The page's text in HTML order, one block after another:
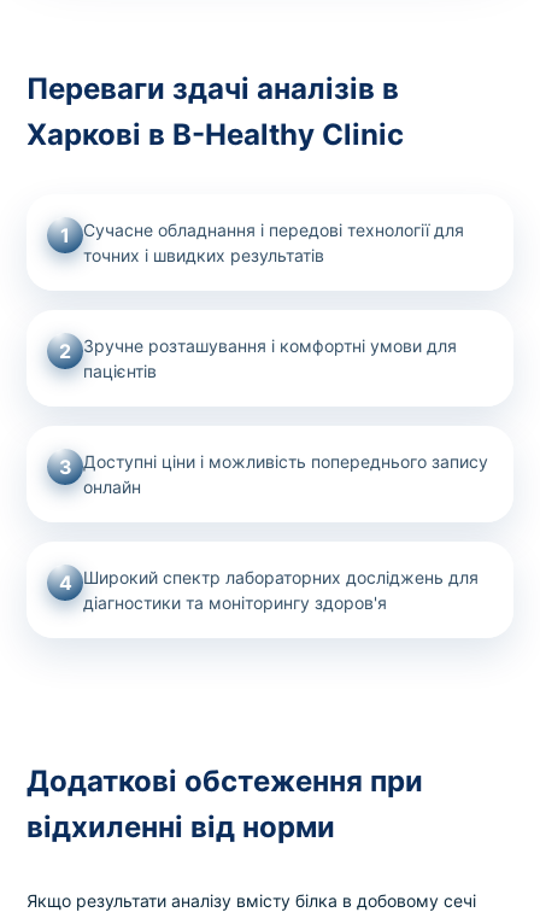
Переваги здачі аналізів в
Харкові в B-Healthy Clinic
1
Сучасне обладнання і передові технології для
точних і швидких результатів
2
Зручне розташування і комфортні умови для
пацієнтів
3 Доступні ціни і можливість попереднього запису
онлайн
4 Широкий спектр лабораторних досліджень для
діагностики та моніторингу здоров'я
Додаткові обстеження при
відхиленні від норми
Якщо результати аналізу вмісту білка в добовому сечі